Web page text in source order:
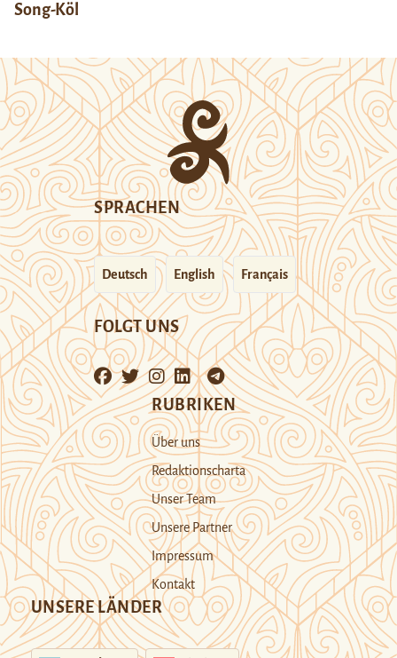
Song-Köl
SPRACHEN
Deutsch English Français
FOLGT UNS
RUBRIKEN
Über uns
Redaktionscharta
Unser Team
Unsere Partner
Impressum
Kontakt
UNSERE LÄNDER